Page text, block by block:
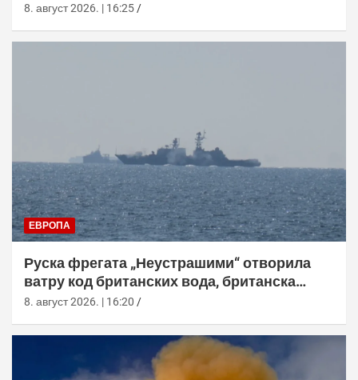
8. август 2026. | 16:25
ЕВРОПА
Руска фрегата „Неустрашими“ отворила
ватру код британских вода, британска
морнарица појачала праћење
8. август 2026. | 16:20